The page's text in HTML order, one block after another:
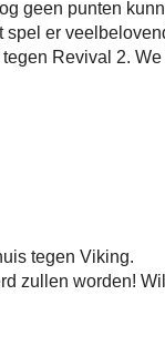
geen punten
er
Revival 2.
tegen Viking.
zullen worden!